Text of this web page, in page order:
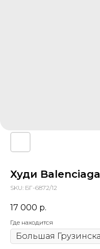
Худи Balenciaga
SKU: БГ-6872/12
17 000 р.
Где находится